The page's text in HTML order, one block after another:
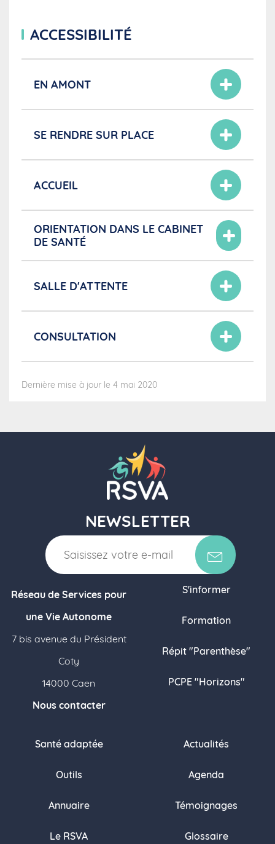
ACCESSIBILITÉ
EN AMONT
SE RENDRE SUR PLACE
ACCUEIL
ORIENTATION DANS LE CABINET
DE SANTÉ
SALLE D'ATTENTE
CONSULTATION
Dernière mise à jour le 4 mai 2020
NEWSLETTER
Réseau de Services pour
une Vie Autonome
7 bis avenue du Président
Coty
14000 Caen
Nous contacter
S'informer
Formation
Répit "Parenthèse"
PCPE "Horizons"
Santé adaptée
Outils
Annuaire
Le RSVA
Actualités
Agenda
Témoignages
Glossaire